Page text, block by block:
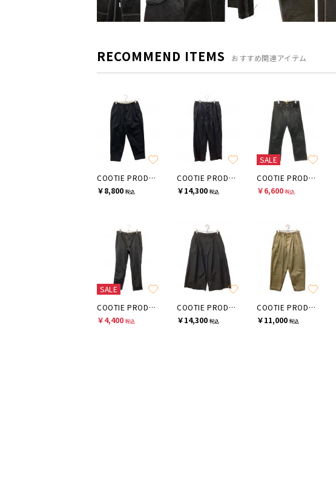
RECOMMEND ITEMS おすすめ関連アイテム
COOTIE PRODUCTIONS
￥8,800 税込
COOTIE PRODUCTIONS
￥14,300 税込
SALE
COOTIE PRODUCTIONS
￥6,600 税込
SALE
COOTIE PRODUCTIONS
￥4,400 税込
COOTIE PRODUCTIONS
￥14,300 税込
COOTIE PRODUCTIONS
￥11,000 税込